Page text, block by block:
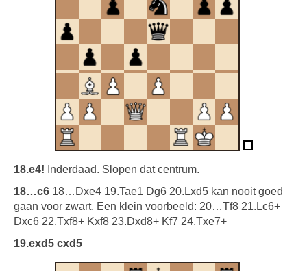
18.e4! Inderdaad. Slopen dat centrum.
18…c6 18…Dxe4 19.Tae1 Dg6 20.Lxd5 kan nooit goed
gaan voor zwart. Een klein voorbeeld: 20…Tf8 21.Lc6+
Dxc6 22.Txf8+ Kxf8 23.Dxd8+ Kf7 24.Txe7+
19.exd5 cxd5